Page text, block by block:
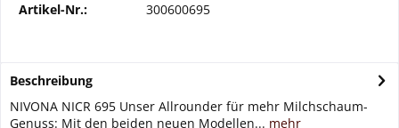
Artikel-Nr.: 300600695
Beschreibung
NIVONA NICR 695 Unser Allrounder für mehr Milchschaum-
Genuss: Mit den beiden neuen Modellen... mehr